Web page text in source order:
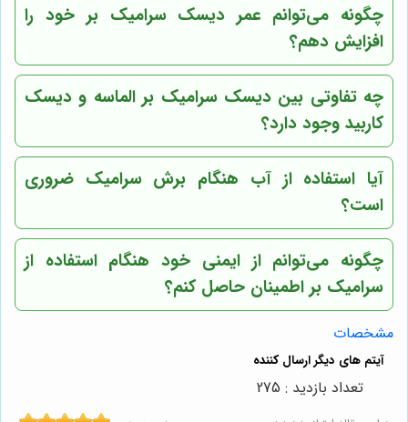
چگونه می‌توانم عمر دیسک سرامیک بر خود را
افزایش دهم؟
چه تفاوتی بین دیسک سرامیک بر الماسه و دیسک
کاربید وجود دارد؟
آیا استفاده از آب هنگام برش سرامیک ضروری
است؟
چگونه می‌توانم از ایمنی خود هنگام استفاده از
سرامیک بر اطمینان حاصل کنم؟
مشخصات
تعداد بازدید : 275